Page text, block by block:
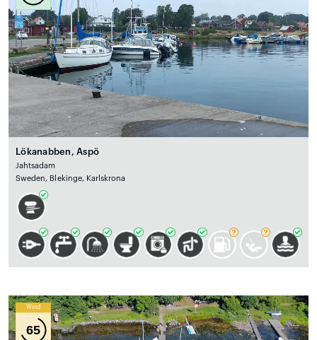
Lökanabben, Aspö
Jahtsadam
Sweden, Blekinge, Karlskrona
Wind
65